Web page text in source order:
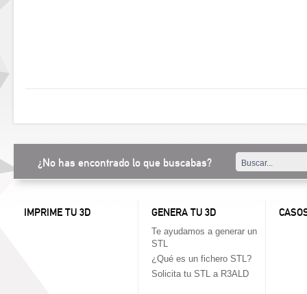
¿No has encontrado lo que buscabas?
IMPRIME TU 3D GENERA TU 3D
Te ayudamos a generar un
STL
¿Qué es un fichero STL?
Solicita tu STL a R3ALD